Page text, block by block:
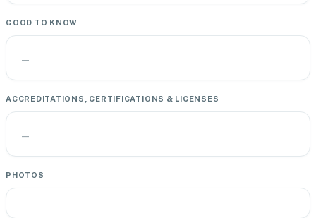
GOOD TO KNOW
—
ACCREDITATIONS, CERTIFICATIONS & LICENSES
—
PHOTOS